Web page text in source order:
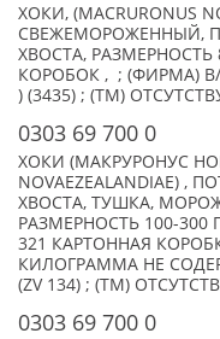
ХОКИ, (MACRURONUS
СВЕЖЕМОРОЖЕННЫЙ,
ХВОСТА, РАЗМЕРНОСТЬ
КОРОБОК , ; (ФИРМА) B/P
) (3435) ; (TM)
0303 69 700 0
ХОКИ (МАКРУРОНУС
NOVAEZEALANDIAE)
ХВОСТА, ТУШКА,
РАЗМЕРНОСТЬ 100-
321 КАРТОННАЯ
КИЛОГРАММА НЕ
(ZV 134) ; (TM)
0303 69 700 0